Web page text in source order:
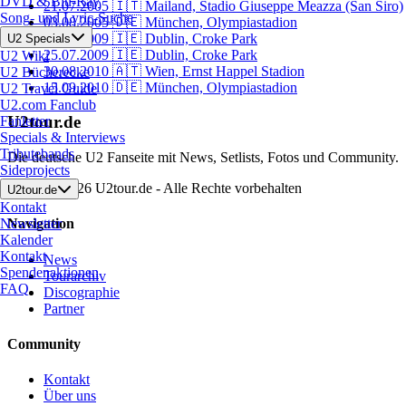
Song- und Lyric-Suche
U2 Specials
U2 Wiki
U2 Bücherecke
U2 Travel Guide
U2.com Fanclub
Fanletter
Specials & Interviews
Tributebands
Sideprojects
U2tour.de
Kontakt
Newsletter
Kalender
Kontakt
Spendenaktionen
FAQ
21.07.2005 🇮🇹 Mailand, Stadio Giuseppe Meazza (San Siro)
03.08.2005🇩🇪 München, Olympiastadion
24.07.2009 🇮🇪 Dublin, Croke Park
25.07.2009 🇮🇪 Dublin, Croke Park
30.08.2010 🇦🇹 Wien, Ernst Happel Stadion
15.09.2010 🇩🇪 München, Olympiastadion
U2tour.de
Die deutsche U2 Fanseite mit News, Setlists, Fotos und Community.
© 2000 - 2026 U2tour.de - Alle Rechte vorbehalten
Navigation
News
Tourarchiv
Discographie
Partner
Community
Kontakt
Über uns